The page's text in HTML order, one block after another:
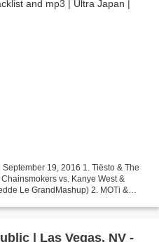
19, 2016 1. Tiësto & The
vs. Kanye West &
Le GrandMashup) 2. MOTi &
| Las Vegas, NV -